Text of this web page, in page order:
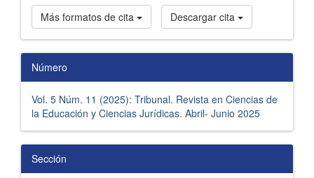
Más formatos de cita Descargar cita
Número
Vol. 5 Núm. 11 (2025): Tribunal. Revista en Ciencias de
la Educación y Ciencias Jurídicas. Abril- Junio 2025
Sección